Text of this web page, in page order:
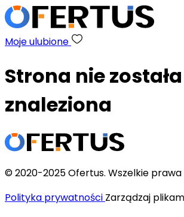
Moje ulubione
Strona nie została
znaleziona
© 2020-2025 Ofertus. Wszelkie prawa
Polityka prywatności Zarządzaj